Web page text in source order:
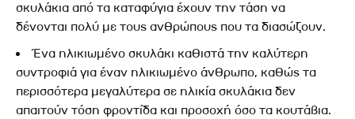
σκυλάκια από τα καταφύγια έχουν την τάση να
δένονται πολύ με τους ανθρώπους που τα διασώζουν.
Ένα ηλικιωμένο σκυλάκι καθιστά την καλύτερη
συντροφιά για έναν ηλικιωμένο άνθρωπο, καθώς τα
περισσότερα μεγαλύτερα σε ηλικία σκυλάκια δεν
απαιτούν τόση φροντίδα και προσοχή όσο τα κουτάβια.